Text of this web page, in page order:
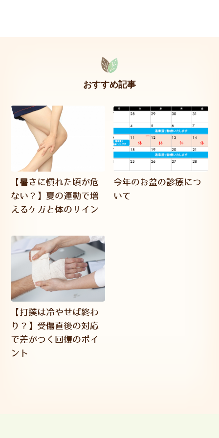
おすすめ記事
【暑さに慣れた頃が危
ない？】夏の運動で増
えるケガと体のサイン
今年のお盆の診療につ
いて
【打撲は冷やせば終わ
り？】受傷直後の対応
で差がつく回復のポイ
ント